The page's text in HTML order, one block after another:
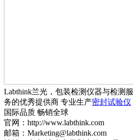
Labthink兰光，包装检测仪器与检测服
务的优秀提供商 专业生产密封试验仪
国际品质 畅销全球
官网：http://www.labthink.com
邮箱：Marketing@labthink.com